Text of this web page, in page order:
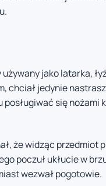
jako latarka,
chciał jedynie
się nożami
że widząc przedmiot
poczuł ukłucie w
wezwał pogotowie.